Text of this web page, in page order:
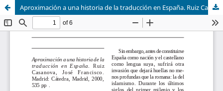
Aproximación a una historia de la traducción en España. Ruiz Casanova, José Francisco.